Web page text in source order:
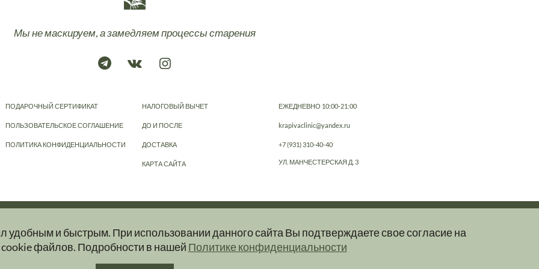
удобным и быстрым. При использовании данного сайта Вы подтверждаете свое согласие на
файлов. Подробности в нашей Политике конфиденциальности
Мы не маскируем, а замедляем процессы старения
ПОДАРОЧНЫЙ СЕРТИФИКАТ
ПОЛЬЗОВАТЕЛЬСКОЕ СОГЛАШЕНИЕ
ПОЛИТИКА КОНФИДЕНЦИАЛЬНОСТИ
НАЛОГОВЫЙ ВЫЧЕТ
ДО И ПОСЛЕ
ДОСТАВКА
КАРТА САЙТА
ЕЖЕДНЕВНО 10:00-21:00
krapivaclinic@yandex.ru
+7 (931) 310-40-40
УЛ. МАНЧЕСТЕРСКАЯ Д. 3
и ни при каких условиях информационные материалы, размещенные на сайте, не являются публичной офертой.
и актуальную информацию об услугах вы можете получить при обращении в клинику.